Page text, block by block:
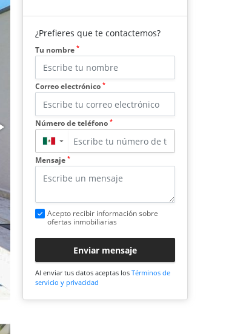
¿Prefieres que te contactemos?
Tu nombre *
Correo electrónico *
Número de teléfono *
▼
Mensaje *
Acepto recibir información sobre
ofertas inmobiliarias
Enviar mensaje
Al enviar tus datos aceptas los Términos de
servicio y privacidad